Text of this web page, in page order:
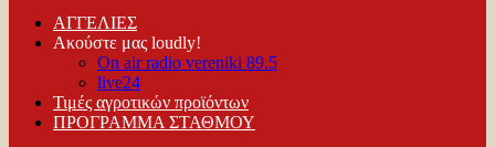
ΑΓΓΕΛΙΕΣ
Ακούστε μας loudly!
On air radio vereniki 89.5
live24
Τιμές αγροτικών προϊόντων
ΠΡΟΓΡΑΜΜΑ ΣΤΑΘΜΟΥ